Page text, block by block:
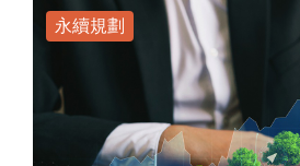
永續規劃